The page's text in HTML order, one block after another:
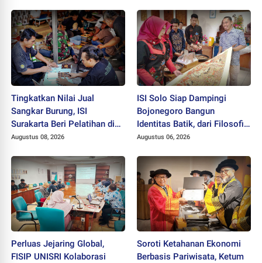
Tingkatkan Nilai Jual
Sangkar Burung, ISI
Surakarta Beri Pelatihan di
Kampung Becak Solo
Augustus 08, 2026
ISI Solo Siap Dampingi
Bojonegoro Bangun
Identitas Batik, dari Filosofi
hingga HAKI
Augustus 06, 2026
Perluas Jejaring Global,
FISIP UNISRI Kolaborasi
Soroti Ketahanan Ekonomi
Berbasis Pariwisata, Ketum